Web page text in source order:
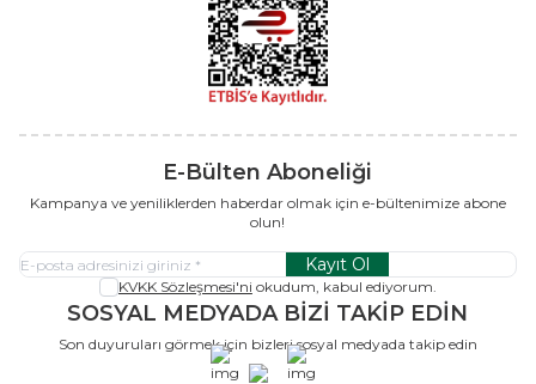
E-Bülten Aboneliği
Kampanya ve yeniliklerden haberdar olmak için e-bültenimize abone
olun!
Kayıt Ol
KVKK Sözleşmesi'ni okudum, kabul ediyorum.
SOSYAL MEDYADA BİZİ TAKİP EDİN
Son duyuruları görmek için bizleri sosyal medyada takip edin